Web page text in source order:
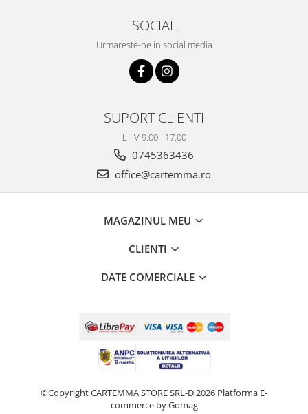
SOCIAL
Urmareste-ne in social media
SUPORT CLIENTI
L - V 9.00 - 17.00
0745363436
office@cartemma.ro
MAGAZINUL MEU
CLIENTI
DATE COMERCIALE
©Copyright CARTEMMA STORE SRL-D 2026 Platforma E-
commerce by Gomag